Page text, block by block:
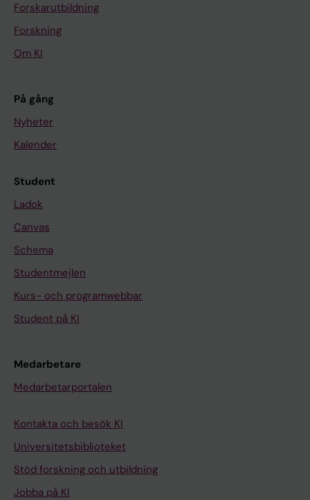
Forskarutbildning
Forskning
Om KI
På gång
Nyheter
Kalender
Student
Ladok
Canvas
Schema
Studentmejlen
Kurs- och programwebbar
Student på KI
Medarbetare
Medarbetarportalen
Kontakta och besök KI
Universitetsbiblioteket
Stöd forskning och utbildning
Jobba på KI